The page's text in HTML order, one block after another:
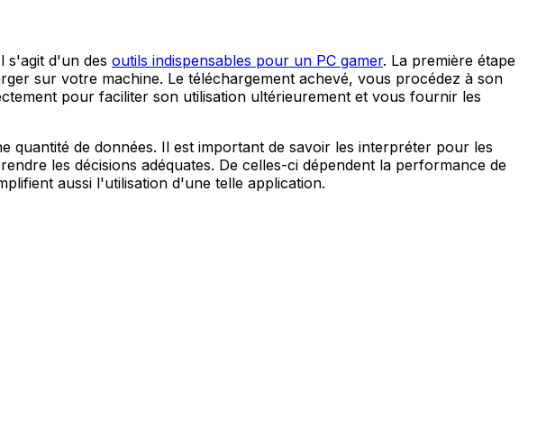
s'agit d'un des outils indispensables pour un PC gamer. La première étape
sur votre machine. Le téléchargement achevé, vous procédez à son
pour faciliter son utilisation ultérieurement et vous fournir les
quantité de données. Il est important de savoir les interpréter pour les
les décisions adéquates. De celles-ci dépendent la performance de
aussi l'utilisation d'une telle application.